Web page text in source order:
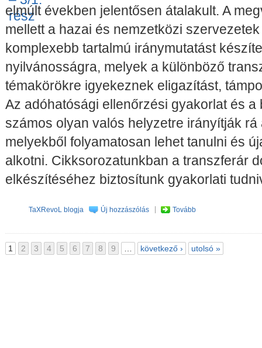
elmúlt években jelentősen átalakult. A
mellett a hazai és nemzetközi
komplexebb tartalmú iránymutatást
nyilvánosságra, melyek a különböző
témakörökre igyekeznek eligazítást,
Az adóhatósági ellenőrzési gyakorlat és a
számos olyan valós helyzetre irányítják rá
melyekből folyamatosan lehet tanulni és
alkotni. Cikksorozatunkban a transzferár
elkészítéséhez biztosítunk gyakorlati
TaXRevoL blogja Új hozzászólás Tovább
1 2 3 4 5 6 7 8 9 következő › utolsó »